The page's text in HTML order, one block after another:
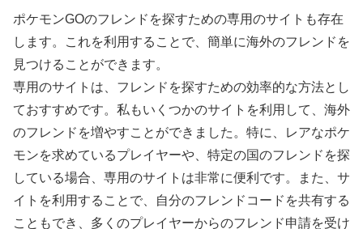
ポケモンGOのフレンドを探すための専用のサイトも存在
します。これを利用することで、簡単に海外のフレンドを
見つけることができます。
専用のサイトは、フレンドを探すための効率的な方法とし
ておすすめです。私もいくつかのサイトを利用して、海外
のフレンドを増やすことができました。特に、レアなポケ
モンを求めているプレイヤーや、特定の国のフレンドを探
している場合、専用のサイトは非常に便利です。また、サ
イトを利用することで、自分のフレンドコードを共有する
こともでき、多くのプレイヤーからのフレンド申請を受け